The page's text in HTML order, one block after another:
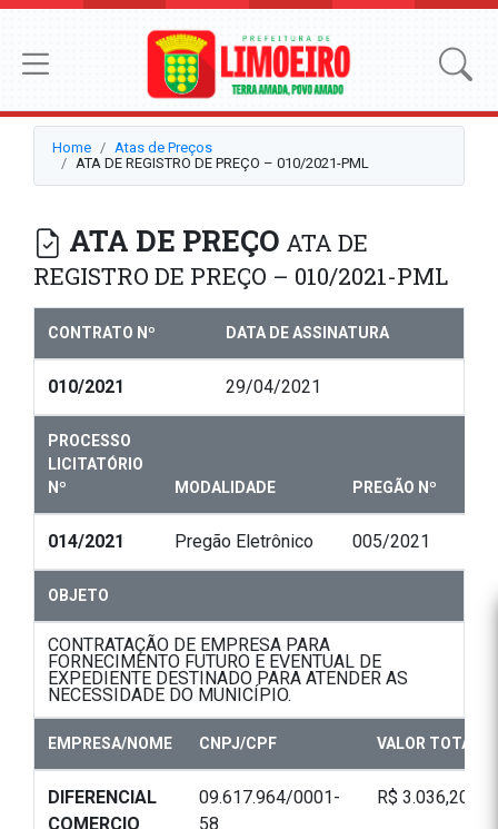
Home
Atas de Preços
ATA DE REGISTRO DE PREÇO – 010/2021-PML
ATA DE PREÇO ATA DE
REGISTRO DE PREÇO – 010/2021-PML
CONTRATO Nº DATA DE ASSINATURA
010/2021 29/04/2021
PROCESSO
LICITATÓRIO
Nº
MODALIDADE PREGÃO Nº
014/2021 Pregão Eletrônico 005/2021
OBJETO
CONTRATAÇÃO DE EMPRESA PARA
FORNECIMENTO FUTURO E EVENTUAL DE
EXPEDIENTE DESTINADO PARA ATENDER AS
NECESSIDADE DO MUNICÍPIO.
EMPRESA/NOME CNPJ/CPF VALOR TOTAL
DIFERENCIAL
COMERCIO
09.617.964/0001-
58
R$ 3.036,20